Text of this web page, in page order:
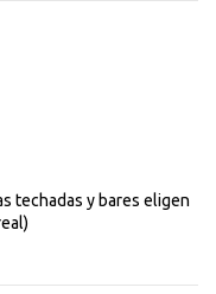
techadas y bares eligen